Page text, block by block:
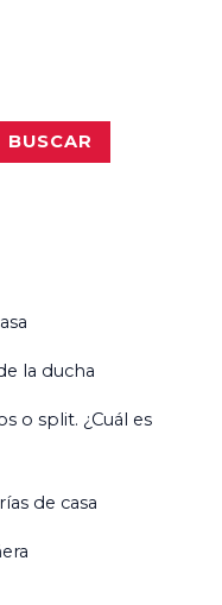
BUSCAR
la ducha
o split. ¿Cuál es
de casa